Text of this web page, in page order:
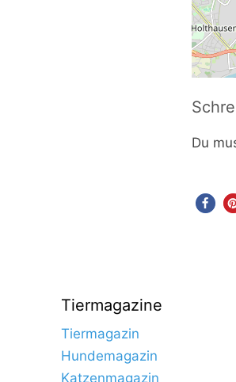
Du
Tiermagazine
Tiermagazin
Hundemagazin
Katzenmagazin